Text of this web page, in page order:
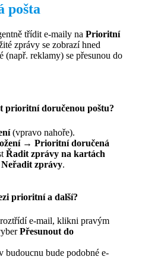
pošta
třídit e-maily na Prioritní
zprávy se zobrazí hned
(např. reklamy) se přesunou do
prioritní doručenou poštu?
(vpravo nahoře).
→ Prioritní doručená
Řadit zprávy na kartách
Neřadit zprávy.
prioritní a další?
e-mail, klikni pravým
Přesunout do
budoucnu bude podobné e-